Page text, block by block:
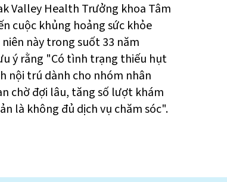
Valley Health Trưởng khoa Tâm
cuộc khủng hoảng sức khỏe
này trong suốt 33 năm
ý rằng "Có tình trạng thiếu hụt
nội trú dành cho nhóm nhân
chờ đợi lâu, tăng số lượt khám
là không đủ dịch vụ chăm sóc".